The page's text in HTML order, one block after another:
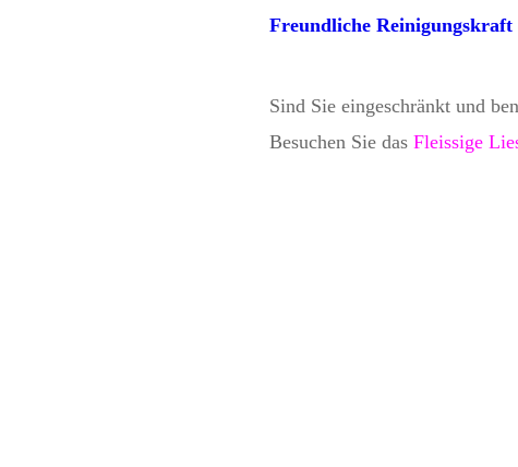
Freundliche Reinigungskraft
Sind Sie eingeschränkt und
Besuchen Sie das Fleissige